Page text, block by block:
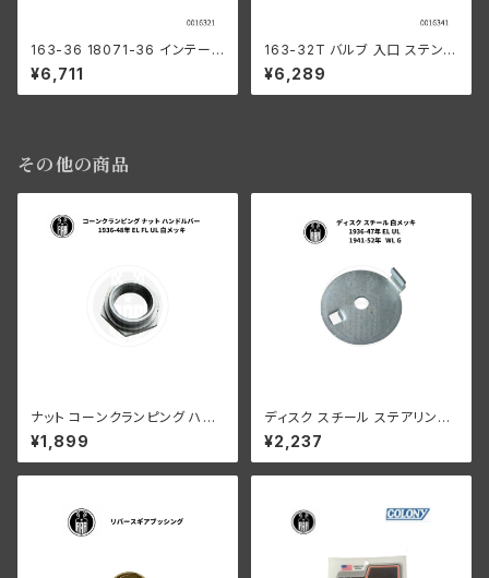
163-36 18071-36 インテーク
バルブ 1936-47年 E/EL/FL
¥6,711
163-32T バルブ 入口 ステンレ
ス鋼 1/8 オーバーサイズ 1932-
73年 DL RL WL G
¥6,289
その他の商品
ナット コーンクランピング ハン
ドルバー ハーレーダビッドソン 1
936-48年 EL FL UL クローム
メッキ
¥1,899
ディスク スチール ステアリング
ダンパー ハーレー 1936-47年
EL UL 1941-52年 WL G 白メ
ッキ
¥2,237